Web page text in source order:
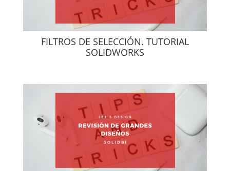
FILTROS DE SELECCIÓN. TUTORIAL
SOLIDWORKS